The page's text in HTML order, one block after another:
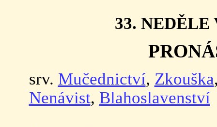
33.
srv. Mučednictví, Zkouška
Nenávist, Blahoslavenství